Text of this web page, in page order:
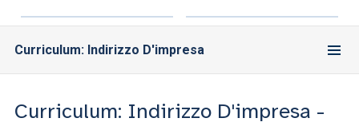
Curriculum: Indirizzo D'impresa
Curriculum: Indirizzo D'impresa -